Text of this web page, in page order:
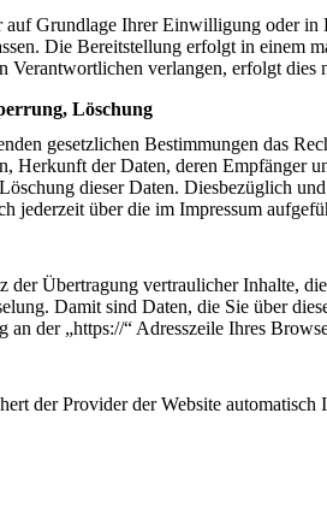
Grundlage Ihrer Einwilligung oder in
Die Bereitstellung erfolgt in einem
Verantwortlichen verlangen, erfolgt dies
Löschung
gesetzlichen Bestimmungen das
Herkunft der Daten, deren Empfänger
dieser Daten. Diesbezüglich
jederzeit über die im Impressum
der Übertragung vertraulicher Inhalte,
Damit sind Daten, die Sie über
an der „https://“ Adresszeile Ihres
der Provider der Website